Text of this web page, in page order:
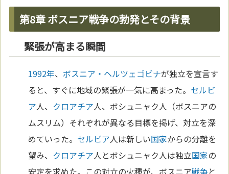
第8章 ボスニア戦争の勃発とその背景
緊張が高まる瞬間
1992年、 ボスニア・ヘルツェゴビナが独立を宣言す
ると、すぐに地域の緊張が一気に高まった。 セルビ
ア人、 クロアチア人、ボシュニャク人（ボスニアの
ムスリム）それぞれが異なる目標を掲げ、対立を深
めていった。 セルビア人は新しい国家からの分離を
望み、 クロアチア人とボシュニャク人は独立国家の
安定を求めた。この対立の火種が、ボスニア戦争と